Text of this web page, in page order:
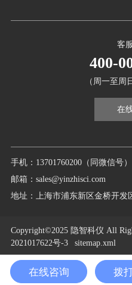
手机：13701760200（同微信号）
邮箱：sales@yinzhisci.com
地址：上海市浦东新区金桥开发
客
400-
（周一至周
在
Copyright©2025 隐智科仪 All
2021017622号-3
sitemap.xml
在线咨询 拨